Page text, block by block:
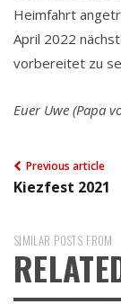
Heimfahrt
April 2022
vorbereitet zu
Euer Uwe (Papa
Previous article
Kiezfest 2021
SIMILAR POSTS FROM